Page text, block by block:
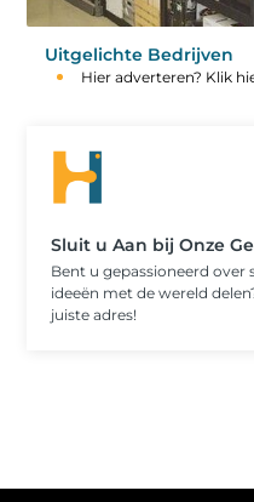
Uitgelichte Bedrijven
Hier adverteren? Klik
Sluit u Aan bij Onze
Bent u gepassioneerd over
ideeën met de wereld
juiste adres!